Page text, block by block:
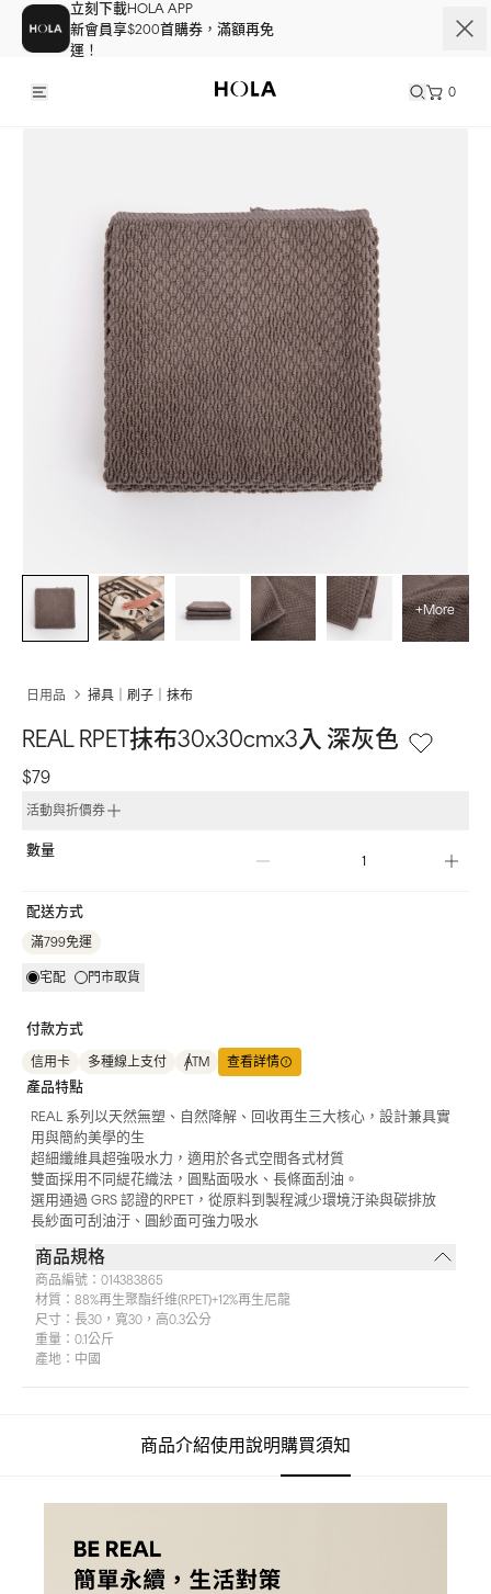
立刻下載HOLA APP
新會員享$200首購券，滿額再免
運！
0
+More
日用品 掃具｜刷子｜抹布
REAL RPET抹布30x30cmx3入 深灰色
$79
活動與折價券
數量
配送方式
滿799免運
宅配 門市取貨
付款方式
信用卡 多種線上支付 ATM 查看詳情
產品特點
REAL 系列以天然無塑、自然降解、回收再生三大核心，設計兼具實
用與簡約美學的生
超細纖維具超強吸水力，適用於各式空間各式材質
雙面採用不同緹花織法，圓點面吸水、長條面刮油。
選用通過 GRS 認證的RPET，從原料到製程減少環境汙染與碳排放
長紗面可刮油汙、圓紗面可強力吸水
商品規格
商品編號： 014383865
材質： 88%再生聚酯纤维(RPET)+12%再生尼龍
尺寸： 長30，寬30，高0.3公分
重量： 0.1公斤
產地： 中國
商品介紹使用說明購買須知